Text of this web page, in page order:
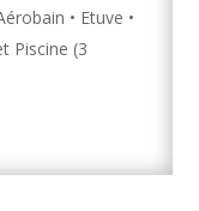
• Etuve •
Piscine (3